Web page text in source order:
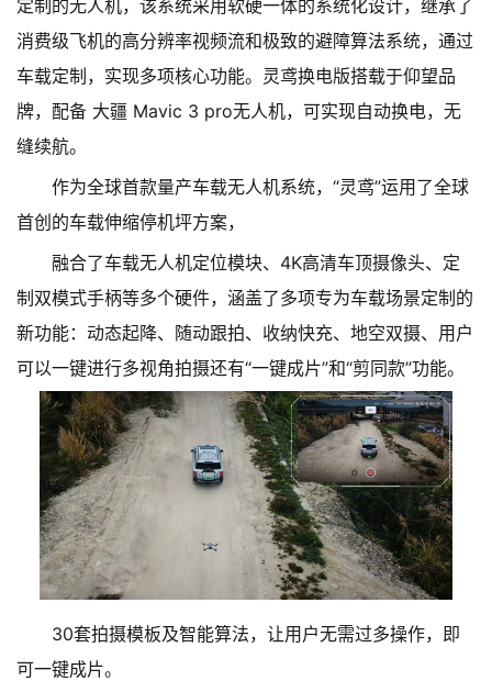
定制的无人机，该系统采用软硬一体的系统化设计，继承了
消费级飞机的高分辨率视频流和极致的避障算法系统，通过
车载定制，实现多项核心功能。灵鸢换电版搭载于仰望品
牌，配备 大疆 Mavic 3 pro无人机，可实现自动换电，无
缝续航。
作为全球首款量产车载无人机系统，“灵鸢”运用了全球
首创的车载伸缩停机坪方案，
融合了车载无人机定位模块、4K高清车顶摄像头、定
制双模式手柄等多个硬件，涵盖了多项专为车载场景定制的
新功能：动态起降、随动跟拍、收纳快充、地空双摄、用户
可以一键进行多视角拍摄还有“一键成片”和“剪同款”功能。
30套拍摄模板及智能算法，让用户无需过多操作，即
可一键成片。